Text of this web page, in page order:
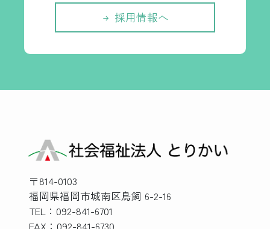
採用情報へ
〒814-0103
福岡県福岡市城南区鳥飼 6-2-16
TEL：092-841-6701
FAX：092-841-6730